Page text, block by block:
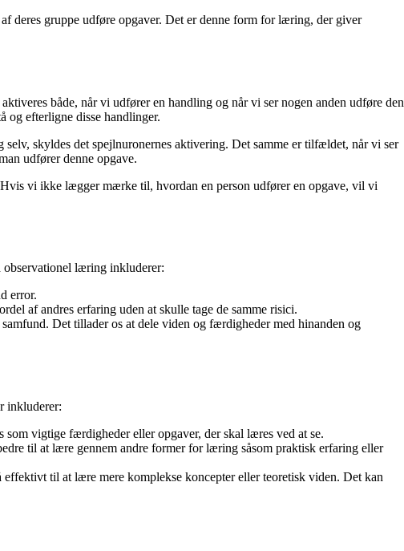
deres gruppe udføre opgaver. Det er denne form for læring, der giver
både, når vi udfører en handling og når vi ser nogen anden udføre den
og efterligne disse handlinger.
skyldes det spejlnuronernes aktivering. Det samme er tilfældet, når vi ser
udfører denne opgave.
vi ikke lægger mærke til, hvordan en person udfører en opgave, vil vi
læring inkluderer:
error.
af andres erfaring uden at skulle tage de samme risici.
Det tillader os at dele viden og færdigheder med hinanden og
inkluderer:
vigtige færdigheder eller opgaver, der skal læres ved at se.
til at lære gennem andre former for læring såsom praktisk erfaring eller
til at lære mere komplekse koncepter eller teoretisk viden. Det kan